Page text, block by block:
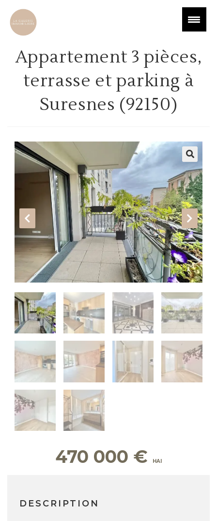
Appartement 3 pièces,
terrasse et parking à
Suresnes (92150)
470 000 €
DESCRIPTION